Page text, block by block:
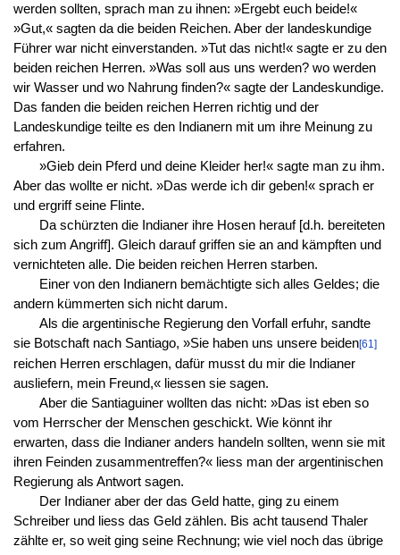
werden sollten, sprach man zu ihnen: »Ergebt euch beide!«
»Gut,« sagten da die beiden Reichen. Aber der landeskundige
Führer war nicht einverstanden. »Tut das nicht!« sagte er zu den
beiden reichen Herren. »Was soll aus uns werden? wo werden
wir Wasser und wo Nahrung finden?« sagte der Landeskundige.
Das fanden die beiden reichen Herren richtig und der
Landeskundige teilte es den Indianern mit um ihre Meinung zu
erfahren.
»Gieb dein Pferd und deine Kleider her!« sagte man zu ihm.
Aber das wollte er nicht. »Das werde ich dir geben!« sprach er
und ergriff seine Flinte.
Da schürzten die Indianer ihre Hosen herauf [d.h. bereiteten
sich zum Angriff]. Gleich darauf griffen sie an and kämpften und
vernichteten alle. Die beiden reichen Herren starben.
Einer von den Indianern bemächtigte sich alles Geldes; die
andern kümmerten sich nicht darum.
Als die argentinische Regierung den Vorfall erfuhr, sandte
sie Botschaft nach Santiago, »Sie haben uns unsere beiden[61]
reichen Herren erschlagen, dafür musst du mir die Indianer
ausliefern, mein Freund,« liessen sie sagen.
Aber die Santiaguiner wollten das nicht: »Das ist eben so
vom Herrscher der Menschen geschickt. Wie könnt ihr
erwarten, dass die Indianer anders handeln sollten, wenn sie mit
ihren Feinden zusammentreffen?« liess man der argentinischen
Regierung als Antwort sagen.
Der Indianer aber der das Geld hatte, ging zu einem
Schreiber und liess das Geld zählen. Bis acht tausend Thaler
zählte er, so weit ging seine Rechnung; wie viel noch das übrige